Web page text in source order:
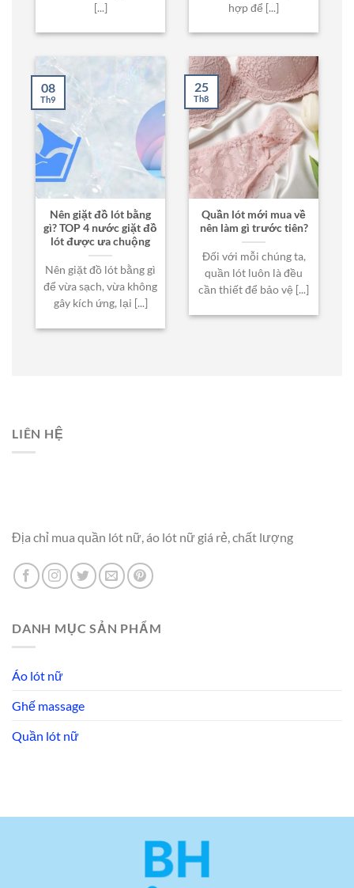
[...]
hợp để [...]
Nên giặt đồ lót bằng
gì? TOP 4 nước giặt đồ
lót được ưa chuộng
Nên giặt đồ lót bằng gì
để vừa sạch, vừa không
gây kích ứng, lại [...]
08
Th9
Quần lót mới mua về
nên làm gì trước tiên?
Đối với mỗi chúng ta,
quần lót luôn là đều
cần thiết để bảo vệ [...]
25
Th8
LIÊN HỆ
Địa chỉ mua quần lót nữ, áo lót nữ giá rẻ, chất lượng
DANH MỤC SẢN PHẨM
Áo lót nữ
Ghế massage
Quần lót nữ